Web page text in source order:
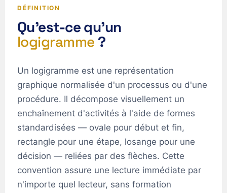
DÉFINITION
Qu'est-ce qu'un
logigramme ?
Un logigramme est une représentation
graphique normalisée d'un processus ou d'une
procédure. Il décompose visuellement un
enchaînement d'activités à l'aide de formes
standardisées — ovale pour début et fin,
rectangle pour une étape, losange pour une
décision — reliées par des flèches. Cette
convention assure une lecture immédiate par
n'importe quel lecteur, sans formation